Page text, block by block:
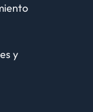
y